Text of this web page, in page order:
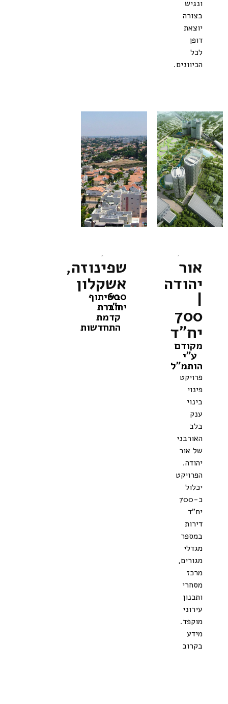
בצורה
הכיוונים.
יהודה |
יח"ד
מקודם ע"י
הותמ"ל
תכנון
אור
יהודה
700
יח"ד
מקודם
הותמ"ל
פרויקט
האורבני
של אור
יהודה.
הפרויקט
כ-700
במספר
מגורים,
מסחרי
ותכנון
עירוני
מוקפד.
בקרוב
אשקלון
600 יח"ד
בשיתוף חברת
קדמת
התחדשות
בשלבי תכנון
שפינוזה,
אשקלון
600
יח"ד
בשיתוף
חברת
קדמת
התחדשות